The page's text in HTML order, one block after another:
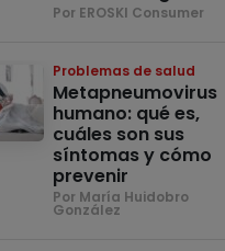
Por EROSKI Consumer
Problemas de salud
Metapneumovirus
humano: qué es,
cuáles son sus
síntomas y cómo
prevenir
Por María Huidobro
González